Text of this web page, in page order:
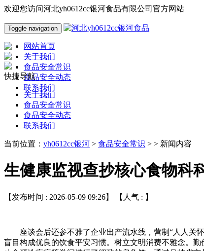
欢迎您访问河北yh0612cc银河食品有限公司官方网站
Toggle navigation
网站首页
关于我们
食品安全常识
食品安全动态
联系我们
快捷导航
关于我们
食品安全常识
食品安全动态
联系我们
当前位置： yh0612cc银河 > 食品安全常识 > > 新闻内容
生健康监视查抄核心食物科
【发布时间 : 2026-05-09 09:26】 【人气 : 】
座谈会后还参不雅了企业出产流水线，营制“人人关怀
盲目构成优良的饮食平安习惯。树立文明消费不雅念。